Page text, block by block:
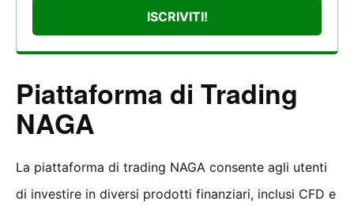
ISCRIVITI!
Piattaforma di Trading
NAGA
La piattaforma di trading NAGA consente agli utenti
di investire in diversi prodotti finanziari, inclusi CFD e